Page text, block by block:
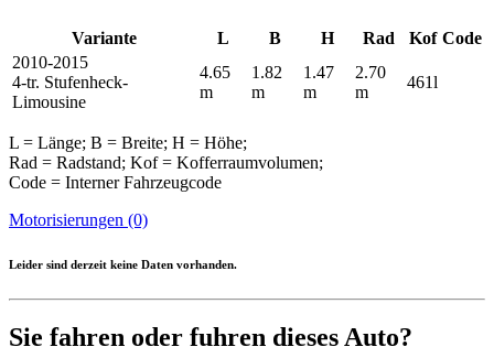
Variante L B H Rad Kof Code
2010-2015
4-tr. Stufenheck-
Limousine
4.65
m
1.82
m
1.47
m
2.70
m
461l
L = Länge; B = Breite; H = Höhe;
Rad = Radstand; Kof = Kofferraumvolumen;
Code = Interner Fahrzeugcode
Motorisierungen (0)
Leider sind derzeit keine Daten vorhanden.
Sie fahren oder fuhren dieses Auto?